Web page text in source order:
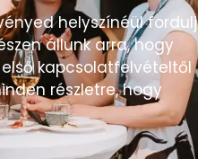
helyszínéül fordulj
állunk arra, hogy
kapcsolatfelvételtől
részletre, hogy